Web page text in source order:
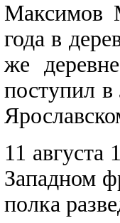
Максимов
года в
же
поступил
11
Западном
полка